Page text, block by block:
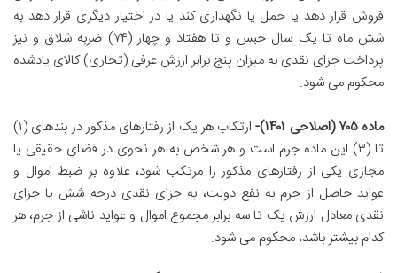
فروش قرار دهد یا حمل یا نگهداری کند یا در اختیار دیگری قرار دهد به
شش ماه تا یک سال حبس و تا هفتاد و چهار (۷۴) ضربه شلاق و نیز
پرداخت جزای نقدی به میزان پنج برابر ارزش عرفی (تجاری) کالای یادشده
محکوم می شود.
ماده ۷۰۵ (اصلاحی ۱۴۰۱)-
ارتکاب هر یک از رفتارهای مذکور در بندهای (۱)
تا (۳) این ماده جرم است و هر شخص به هر نحوی در فضای حقیقی یا
مجازی یکی از رفتارهای مذکور را مرتکب شود، علاوه بر ضبط اموال و
عواید حاصل از جرم به نفع دولت، به جزای نقدی درجه شش یا جزای
نقدی معادل ارزش یک تا سه برابر مجموع اموال و عواید ناشی از جرم، هر
کدام بیشتر باشد، محکوم می شود.